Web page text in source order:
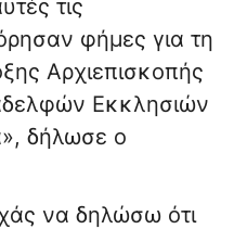
τις
φήμες για τη
Αρχιεπισκοπής
Εκκλησιών
δήλωσε ο
να δηλώσω ότι